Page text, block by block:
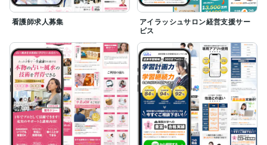
看護師求人募集
アイラッシュサロン経営支援サー
ビス